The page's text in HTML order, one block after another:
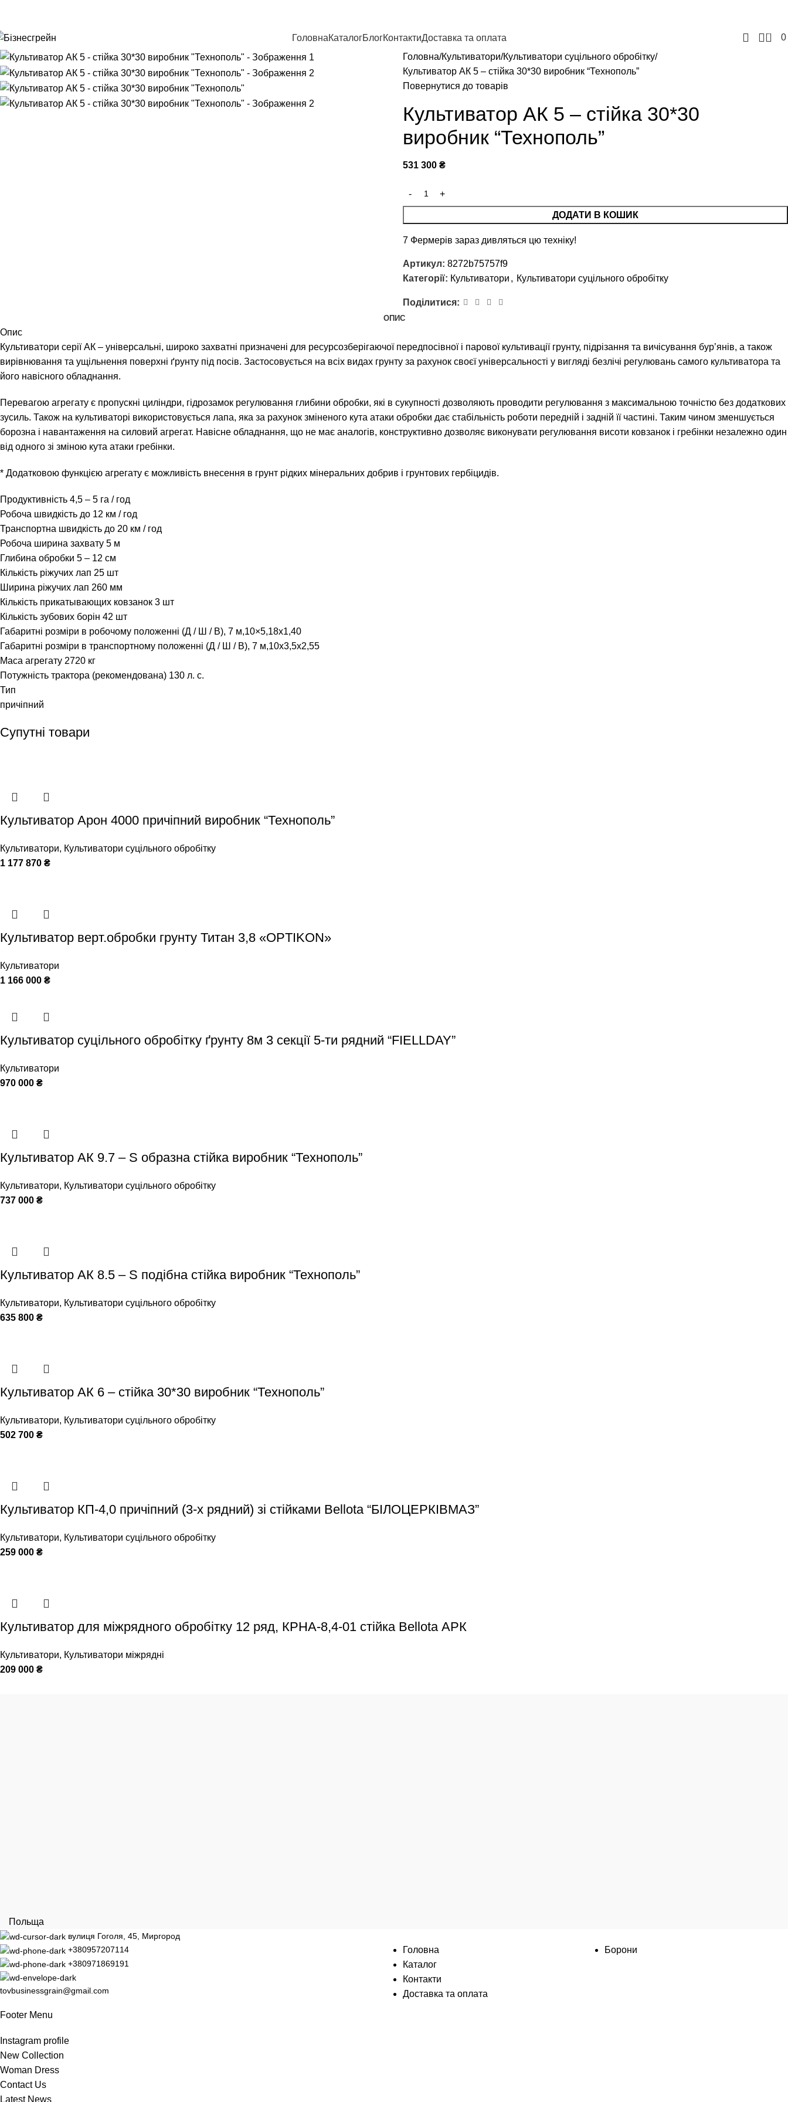
ГоловнаКаталогБлогКонтактиДоставка та оплата 0
0
Головна Культиватори Культиватори суцільного обробітку
Культиватор АК 5 – стійка 30*30 виробник “Технополь”
Повернутися до товарів
Культиватор АК 5 – стійка 30*30
виробник “Технополь”
531 300 ₴
ДОДАТИ В КОШИК
7 Фермерів зараз дивляться цю техніку!
Артикул: 8272b75757f9
Категорії: Культиватори , Культиватори суцільного обробітку
Поділитися:
ОПИС
Опис
Культиватори серії АК – універсальні, широко захватні призначені для ресурсозберігаючої передпосівної і парової культивації грунту, підрізання та вичісування бур’янів, а також
вирівнювання та ущільнення поверхні ґрунту під посів. Застосовується на всіх видах грунту за рахунок своєї універсальності у вигляді безлічі регулювань самого культиватора та
його навісного обладнання.
Перевагою агрегату є пропускні циліндри, гідрозамок регулювання глибини обробки, які в сукупності дозволяють проводити регулювання з максимальною точністю без додаткових
зусиль. Також на культиваторі використовується лапа, яка за рахунок зміненого кута атаки обробки дає стабільність роботи передній і задній її частині. Таким чином зменшується
борозна і навантаження на силовий агрегат. Навісне обладнання, що не має аналогів, конструктивно дозволяє виконувати регулювання висоти ковзанок і гребінки незалежно один
від одного зі зміною кута атаки гребінки.
* Додатковою функцією агрегату є можливість внесення в грунт рідких мінеральних добрив і грунтових гербіцидів.
Продуктивність 4,5 – 5 га / год
Робоча швидкість до 12 км / год
Транспортна швидкість до 20 км / год
Робоча ширина захвату 5 м
Глибина обробки 5 – 12 см
Кількість ріжучих лап 25 шт
Ширина ріжучих лап 260 мм
Кількість прикатывающих ковзанок 3 шт
Кількість зубових борін 42 шт
Габаритні розміри в робочому положенні (Д / Ш / В), 7 м,10×5,18х1,40
Габаритні розміри в транспортному положенні (Д / Ш / В), 7 м,10х3,5х2,55
Маса агрегату 2720 кг
Потужність трактора (рекомендована) 130 л. с.
Тип
причіпний
Супутні товари
Культиватор Арон 4000 причіпний виробник “Технополь”
Культиватори, Культиватори суцільного обробітку
1 177 870 ₴
Культиватор верт.обробки грунту Титан 3,8 «OPTIKON»
Культиватори
1 166 000 ₴
Культиватор суцільного обробітку ґрунту 8м 3 секції 5-ти рядний “FIELLDAY”
Культиватори
970 000 ₴
Культиватор АК 9.7 – S образна стійка виробник “Технополь”
Культиватори, Культиватори суцільного обробітку
737 000 ₴
Культиватор АК 8.5 – S подібна стійка виробник “Технополь”
Культиватори, Культиватори суцільного обробітку
635 800 ₴
Культиватор АК 6 – стійка 30*30 виробник “Технополь”
Культиватори, Культиватори суцільного обробітку
502 700 ₴
Культиватор КП-4,0 причіпний (3-х рядний) зі стійками Bellota “БІЛОЦЕРКІВМАЗ”
Культиватори, Культиватори суцільного обробітку
259 000 ₴
Культиватор для міжрядного обробітку 12 ряд, КРНА-8,4-01 стійка Bellota АРК
Культиватори, Культиватори міжрядні
209 000 ₴
Польща
вулиця Гоголя, 45, Миргород
+380957207114
+380971869191
tovbusinessgrain@gmail.com
Footer Menu
Instagram profile
New Collection
Woman Dress
Contact Us
Latest News
Головна
Каталог
Контакти
Доставка та оплата
Борони